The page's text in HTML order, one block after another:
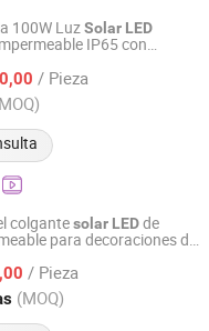
100W LuzSolar LED
IP65 con
/ Pieza
2023
colgantesolar LEDde
para decoraciones de
/ Pieza
(MOQ)
2019